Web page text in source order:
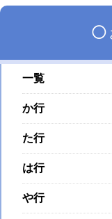
◯
一覧
か行
た行
は行
や行